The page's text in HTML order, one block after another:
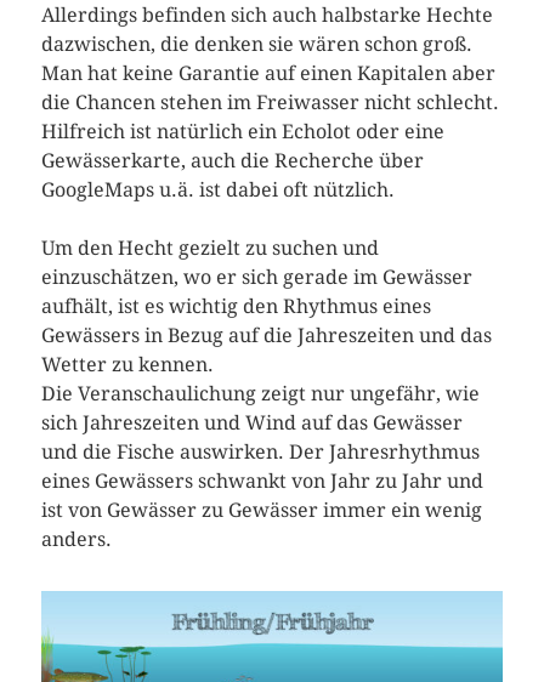
Allerdings befinden sich auch halbstarke Hechte
dazwischen, die denken sie wären schon groß.
Man hat keine Garantie auf einen Kapitalen aber
die Chancen stehen im Freiwasser nicht schlecht.
Hilfreich ist natürlich ein Echolot oder eine
Gewässerkarte, auch die Recherche über
GoogleMaps u.ä. ist dabei oft nützlich.
Um den Hecht gezielt zu suchen und
einzuschätzen, wo er sich gerade im Gewässer
aufhält, ist es wichtig den Rhythmus eines
Gewässers in Bezug auf die Jahreszeiten und das
Wetter zu kennen.
Die Veranschaulichung zeigt nur ungefähr, wie
sich Jahreszeiten und Wind auf das Gewässer
und die Fische auswirken. Der Jahresrhythmus
eines Gewässers schwankt von Jahr zu Jahr und
ist von Gewässer zu Gewässer immer ein wenig
anders.